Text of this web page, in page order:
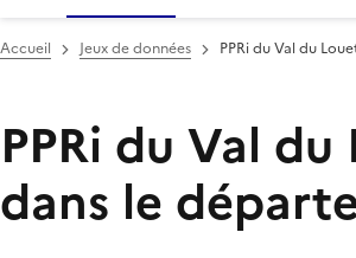
Accueil Jeux de données PPRi du Val du
PPRi du Val
dans le